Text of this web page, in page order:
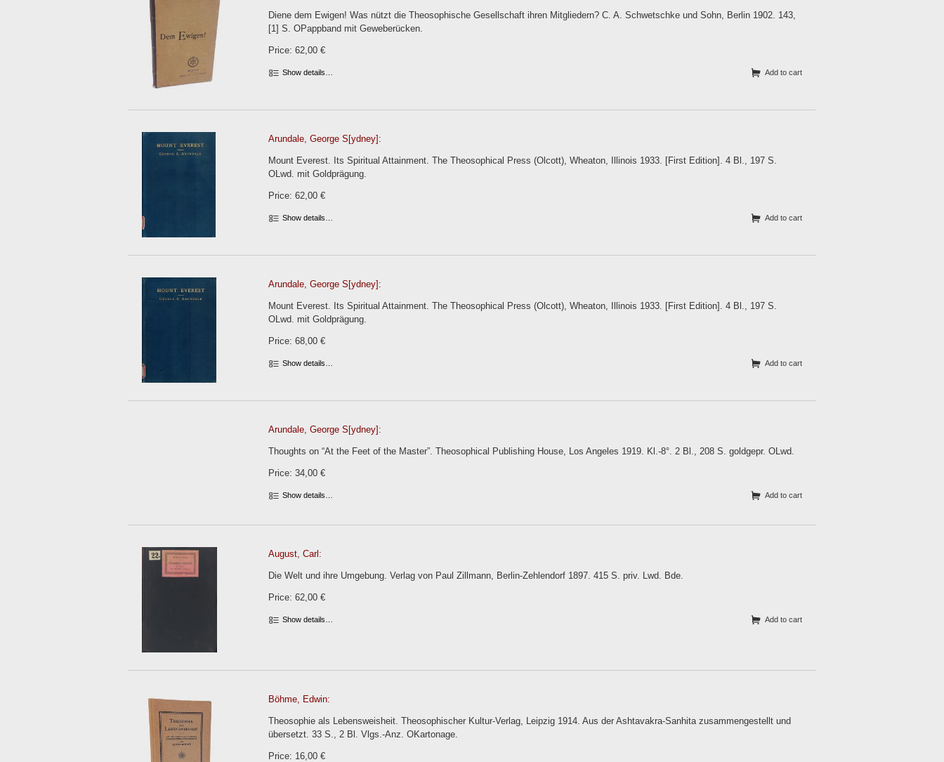
Diene dem Ewigen! Was nützt die Theosophische Gesellschaft ihren Mitgliedern? C. A. Schwetschke und Sohn, Berlin 1902. 143,
[1] S. OPappband mit Geweberücken.
Price: 62,00 €
Show details… Add to cart
Arundale, George S[ydney]:
Mount Everest. Its Spiritual Attainment. The Theosophical Press (Olcott), Wheaton, Illinois 1933. [First Edition]. 4 Bl., 197 S.
OLwd. mit Goldprägung.
Price: 62,00 €
Show details… Add to cart
Arundale, George S[ydney]:
Mount Everest. Its Spiritual Attainment. The Theosophical Press (Olcott), Wheaton, Illinois 1933. [First Edition]. 4 Bl., 197 S.
OLwd. mit Goldprägung.
Price: 68,00 €
Show details… Add to cart
Arundale, George S[ydney]:
Thoughts on “At the Feet of the Master”. Theosophical Publishing House, Los Angeles 1919. Kl.-8°. 2 Bl., 208 S. goldgepr. OLwd.
Price: 34,00 €
Show details… Add to cart
August, Carl:
Die Welt und ihre Umgebung. Verlag von Paul Zillmann, Berlin-Zehlendorf 1897. 415 S. priv. Lwd. Bde.
Price: 62,00 €
Show details… Add to cart
Böhme, Edwin:
Theosophie als Lebensweisheit. Theosophischer Kultur-Verlag, Leipzig 1914. Aus der Ashtavakra-Sanhita zusammengestellt und
übersetzt. 33 S., 2 Bl. Vlgs.-Anz. OKartonage.
Price: 16,00 €